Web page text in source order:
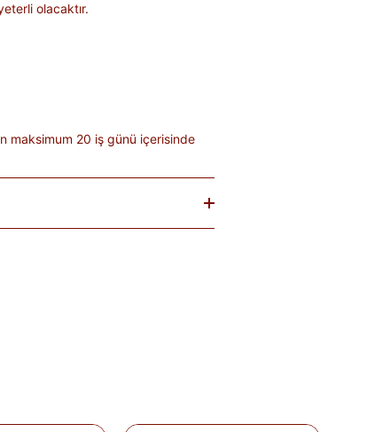
olacaktır.
maksimum 20 iş günü içerisinde
takdirde 10 gün içinde bankanıza